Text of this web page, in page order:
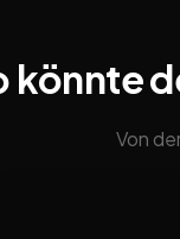
könnte
Von